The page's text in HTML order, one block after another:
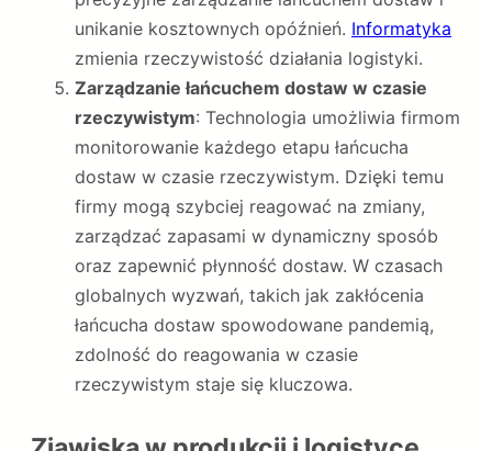
unikanie kosztownych opóźnień. Informatyka
zmienia rzeczywistość działania logistyki.
Zarządzanie łańcuchem dostaw w czasie
rzeczywistym: Technologia umożliwia firmom
monitorowanie każdego etapu łańcucha
dostaw w czasie rzeczywistym. Dzięki temu
firmy mogą szybciej reagować na zmiany,
zarządzać zapasami w dynamiczny sposób
oraz zapewnić płynność dostaw. W czasach
globalnych wyzwań, takich jak zakłócenia
łańcucha dostaw spowodowane pandemią,
zdolność do reagowania w czasie
rzeczywistym staje się kluczowa.